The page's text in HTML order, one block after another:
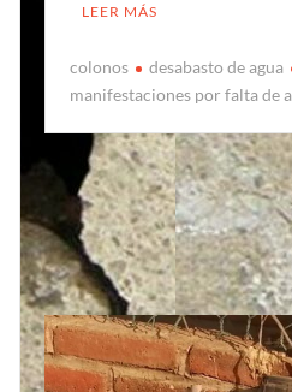
LEER MÁS
colonos desabasto de agua
manifestaciones por falta de